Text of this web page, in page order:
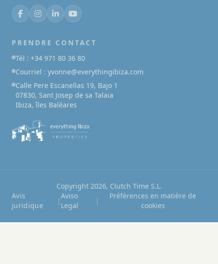
PRENDRE CONTACT
Tél : +34 971 80 36 80
Courriel : yvonne@everythingibiza.com
Calle Pere Escanellas 19, Bajo 1
07830, Sant Josep de sa Talaia
Ibiza, îles Baléares
Copyright 2026, Clutch Time S.L.
Avis
juridique
|
Aviso
Legal
|
Préférences en matière de
cookies